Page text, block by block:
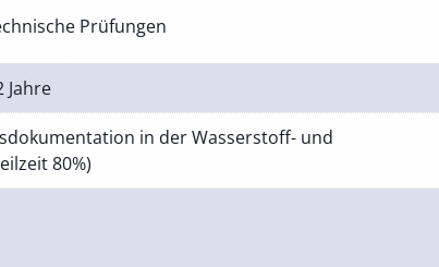
Prüfungen
Jahre
in der Wasserstoff- und
80%)